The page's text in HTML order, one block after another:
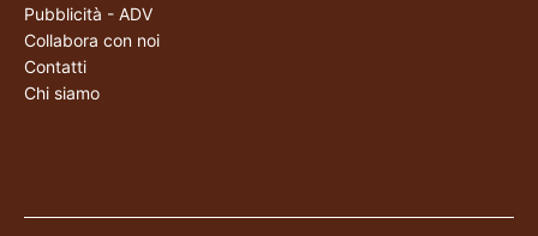
Pubblicità - ADV
Collabora con noi
Contatti
Chi siamo